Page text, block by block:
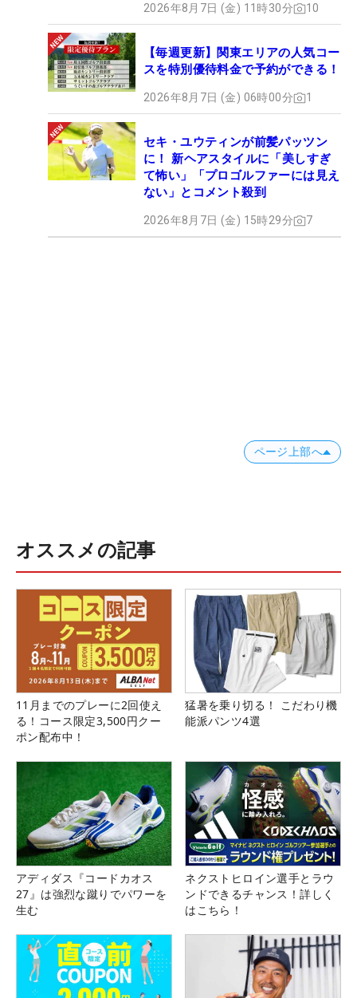
2026年8月7日 (金) 11時30分 10
【毎週更新】関東エリアの人気コー
スを特別優待料金で予約ができる！
2026年8月7日 (金) 06時00分 1
セキ・ユウティンが前髪パッツン
に！ 新ヘアスタイルに「美しすぎ
て怖い」「プロゴルファーには見え
ない」とコメント殺到
2026年8月7日 (金) 15時29分 7
ページ上部へ
オススメの記事
11月までのプレーに2回使え
る！コース限定3,500円クー
ポン配布中！
猛暑を乗り切る！ こだわり機
能派パンツ4選
アディダス『コードカオス
27』は強烈な蹴りでパワーを
生む
ネクストヒロイン選手とラウ
ンドできるチャンス！詳しく
はこちら！